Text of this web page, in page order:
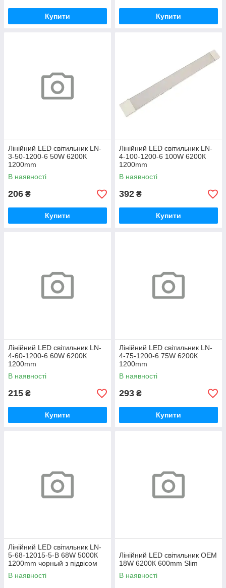
Купити Купити
Лінійний LED світильник LN-
3-50-1200-6 50W 6200К
1200mm
В наявності
206 ₴
Купити
Лінійний LED світильник LN-
4-100-1200-6 100W 6200К
1200mm
В наявності
392 ₴
Купити
Лінійний LED світильник LN-
4-60-1200-6 60W 6200К
1200mm
В наявності
215 ₴
Купити
Лінійний LED світильник LN-
4-75-1200-6 75W 6200К
1200mm
В наявності
293 ₴
Купити
Лінійний LED світильник LN-
5-68-12015-5-В 68W 5000К
1200mm чорный з підвісом
В наявності
Лінійний LED світильник OEM
18W 6200К 600mm Slim
В наявності